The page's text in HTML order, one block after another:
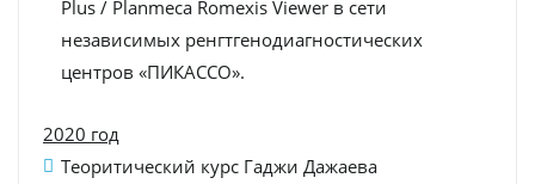
Plus / Planmeca Romexis Viewer в сети
независимых ренгтгенодиагностических
центров «ПИКАССО».
2020 год
Теоритический курс Гаджи Дажаева